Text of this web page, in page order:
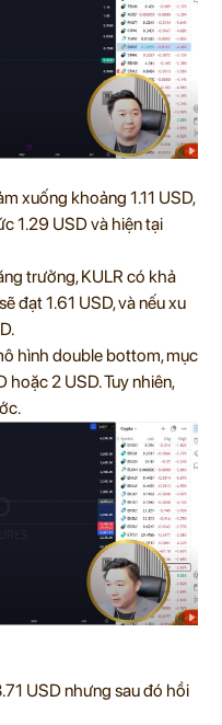
xuống khoảng 1.11 USD,
1.29 USD và hiện tại
trưởng, KULR có khả
đạt 1.61 USD, và nếu xu
hình double bottom, mục
hoặc 2 USD. Tuy nhiên,
USD nhưng sau đó hồi